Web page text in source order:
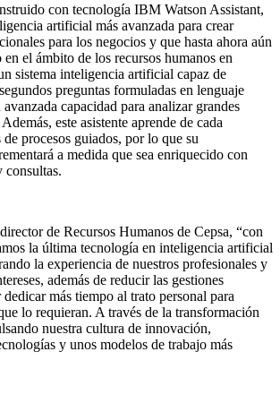
con tecnología IBM Watson Assistant,
artificial más avanzada para crear
para los negocios y que hasta ahora aún
el ámbito de los recursos humanos en
sistema inteligencia artificial capaz de
preguntas formuladas en lenguaje
capacidad para analizar grandes
este asistente aprende de cada
procesos guiados, por lo que su
a medida que sea enriquecido con
consultas.
de Recursos Humanos de Cepsa, “con
la última tecnología en inteligencia artificial
la experiencia de nuestros profesionales y
además de reducir las gestiones
más tiempo al trato personal para
lo requieran. A través de la transformación
nuestra cultura de innovación,
y unos modelos de trabajo más